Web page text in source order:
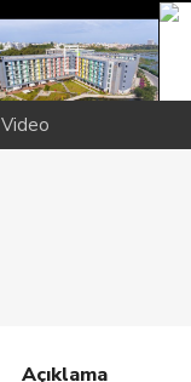
Video
Açıklama